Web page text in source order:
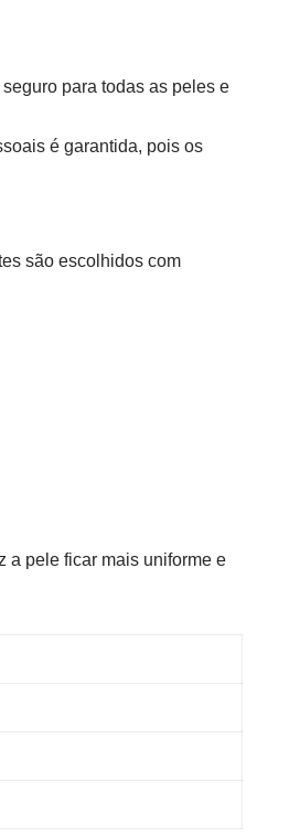
para todas as peles e
é garantida, pois os
são escolhidos com
a pele ficar mais uniforme e